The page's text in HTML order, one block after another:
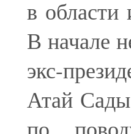
в
В начале
экс-
Атай